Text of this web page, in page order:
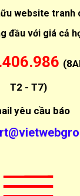
website tranh
đầu với giá cả
T2 - T7)
yêu cầu báo